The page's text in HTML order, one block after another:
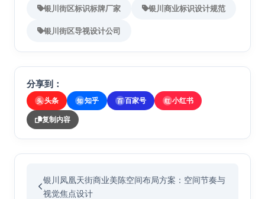
银川街区标识标牌厂家 银川商业标识设计规范
银川街区导视设计公司
分享到：
头 头条 知 知乎 百 百家号 红 小红书
复制内容
银川凤凰天街商业美陈空间布局方案：空间节奏与
视觉焦点设计